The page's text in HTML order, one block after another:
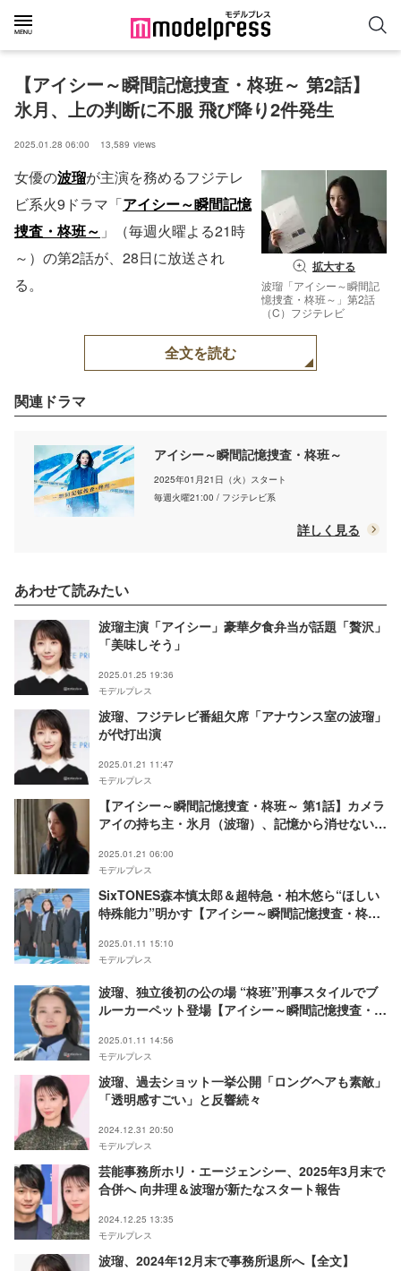
【アイシー～瞬間記憶捜査・柊班～ 第2話】
氷月、上の判断に不服 飛び降り2件発生
2025.01.28 06:00 13,589 views
拡大する
波瑠「アイシー～瞬間記
憶捜査・柊班～」第2話
（C）フジテレビ
女優の波瑠が主演を務めるフジテレ
ビ系火9ドラマ「アイシー～瞬間記憶
捜査・柊班～ 」（毎週火曜よる21時
～）の第2話が、28日に放送され
る。
全文を読む
関連ドラマ
アイシー～瞬間記憶捜査・柊班～
2025年01月21日（火）スタート
毎週火曜21:00 / フジテレビ系
詳しく見る
あわせて読みたい
波瑠主演「アイシー」豪華夕食弁当が話題「贅沢」
「美味しそう」
2025.01.25 19:36
モデルプレス
波瑠、フジテレビ番組欠席「アナウンス室の波瑠」
が代打出演
2025.01.21 11:47
モデルプレス
【アイシー～瞬間記憶捜査・柊班～ 第1話】カメラ
アイの持ち主・氷月（波瑠）、記憶から消せない事
2025.01.21 06:00
モデルプレス
SixTONES森本慎太郎＆超特急・柏木悠ら“ほしい
特殊能力”明かす【アイシー～瞬間記憶捜査・柊班
2025.01.11 15:10
モデルプレス
波瑠、独立後初の公の場 “柊班”刑事スタイルでブ
ルーカーペット登場【アイシー～瞬間記憶捜査・柊
2025.01.11 14:56
モデルプレス
波瑠、過去ショット一挙公開「ロングヘアも素敵」
「透明感すごい」と反響続々
2024.12.31 20:50
モデルプレス
芸能事務所ホリ・エージェンシー、2025年3月末で
合併へ 向井理＆波瑠が新たなスタート報告
2024.12.25 13:35
モデルプレス
波瑠、2024年12月末で事務所退所へ【全文】